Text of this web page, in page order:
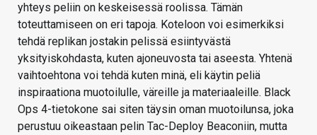
yhteys peliin on keskeisessä roolissa. Tämän
toteuttamiseen on eri tapoja. Koteloon voi esimerkiksi
tehdä replikan jostakin pelissä esiintyvästä
yksityiskohdasta, kuten ajoneuvosta tai aseesta. Yhtenä
vaihtoehtona voi tehdä kuten minä, eli käytin peliä
inspiraationa muotoilulle, väreille ja materiaaleille. Black
Ops 4-tietokone sai siten täysin oman muotoilunsa, joka
perustuu oikeastaan pelin Tac-Deploy Beaconiin, mutta